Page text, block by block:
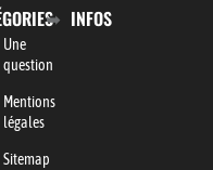
INFOS
Une
question
Mentions
légales
Sitemap